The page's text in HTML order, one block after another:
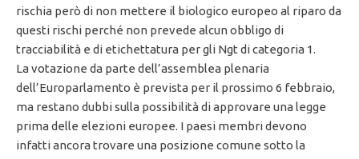
rischia però di non mettere il biologico europeo al riparo da
questi rischi perché non prevede alcun obbligo di
tracciabilità e di etichettatura per gli Ngt di categoria 1.
La votazione da parte dell’assemblea plenaria
dell’Europarlamento è prevista per il prossimo 6 febbraio,
ma restano dubbi sulla possibilità di approvare una legge
prima delle elezioni europee. I paesi membri devono
infatti ancora trovare una posizione comune sotto la